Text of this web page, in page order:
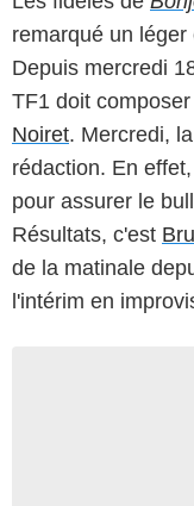
remarqué un
Depuis mercredi
TF1 doit
Noiret. Mercredi,
rédaction. En
pour assurer le
Résultats, c'est
de la matinale
l'intérim en